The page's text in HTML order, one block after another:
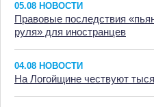
05.08 НОВОСТИ
Правовые последствия
руля» для иностранцев
04.08 НОВОСТИ
На Логойщине чествуют